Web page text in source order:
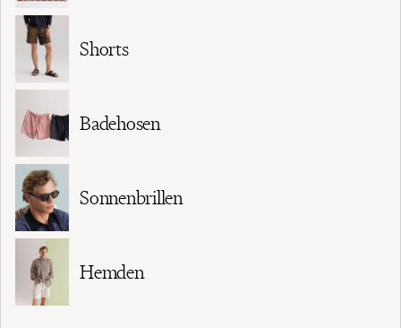
Shorts
Badehosen
Sonnenbrillen
Hemden